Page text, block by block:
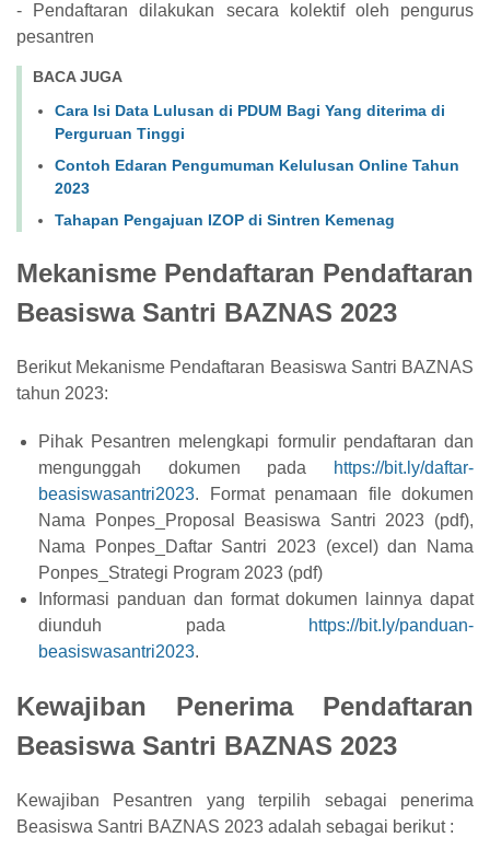
- Pendaftaran dilakukan secara kolektif oleh pengurus
pesantren
BACA JUGA
Cara Isi Data Lulusan di PDUM Bagi Yang diterima di
Perguruan Tinggi
Contoh Edaran Pengumuman Kelulusan Online Tahun
2023
Tahapan Pengajuan IZOP di Sintren Kemenag
Mekanisme Pendaftaran Pendaftaran
Beasiswa Santri BAZNAS 2023
Berikut Mekanisme Pendaftaran Beasiswa Santri BAZNAS
tahun 2023:
Pihak Pesantren melengkapi formulir pendaftaran dan
mengunggah dokumen pada
https://bit.ly/daftar-
beasiswasantri2023. Format penamaan file dokumen
Nama Ponpes_Proposal Beasiswa Santri 2023 (pdf),
Nama Ponpes_Daftar Santri 2023 (excel) dan Nama
Ponpes_Strategi Program 2023 (pdf)
Informasi panduan dan format dokumen lainnya dapat
diunduh pada
https://bit.ly/panduan-
beasiswasantri2023.
Kewajiban Penerima Pendaftaran
Beasiswa Santri BAZNAS 2023
Kewajiban Pesantren yang terpilih sebagai penerima
Beasiswa Santri BAZNAS 2023 adalah sebagai berikut :